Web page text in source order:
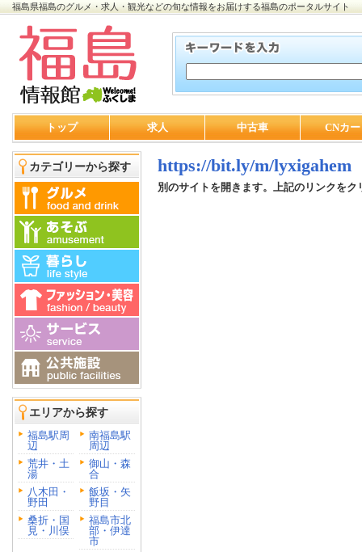
福島県福島のグルメ・求人・観光などの旬な情報をお届けする福島のポータルサイト
トップ 求人 中古車 CNカ
カテゴリーから探す
エリアから探す
福島駅周
辺
南福島駅
周辺
荒井・土
湯
御山・森
合
八木田・
野田
飯坂・矢
野目
桑折・国
見・川俣
福島市北
部・伊達
市
https://bit.ly/m/lyxigahem
別のサイトを開きます。上記のリンクをク